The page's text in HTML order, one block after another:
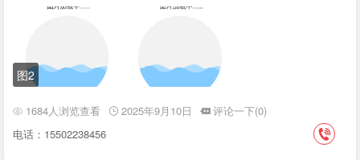
图2
1684人浏览查看 2025年9月10日
评论一下(0)
电话：15502238456